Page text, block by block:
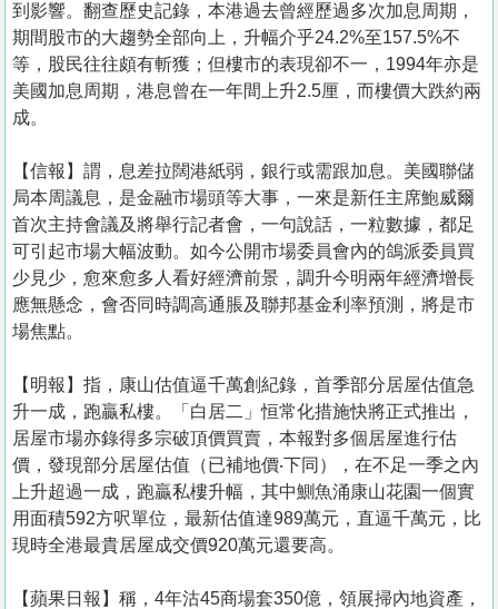
關
於
我
們
到影響。翻查歷史記錄，本港過去曾經歷過多次加息周期，
期間股市的大趨勢全部向上，升幅介乎24.2%至157.5%不
等，股民往往頗有斬獲；但樓市的表現卻不一，1994年亦是
美國加息周期，港息曾在一年間上升2.5厘，而樓價大跌約兩
成。
【信報】謂，息差拉闊港紙弱，銀行或需跟加息。美國聯儲
局本周議息，是金融市場頭等大事，一來是新任主席鮑威爾
首次主持會議及將舉行記者會，一句說話，一粒數據，都足
可引起市場大幅波動。如今公開市場委員會內的鴿派委員買
少見少，愈來愈多人看好經濟前景，調升今明兩年經濟增長
應無懸念，會否同時調高通脹及聯邦基金利率預測，將是市
場焦點。
【明報】指，康山估值逼千萬創紀錄，首季部分居屋估值急
升一成，跑贏私樓。「白居二」恒常化措施快將正式推出，
居屋市場亦錄得多宗破頂價買賣，本報對多個居屋進行估
價，發現部分居屋估值（已補地價‧下同），在不足一季之內
上升超過一成，跑贏私樓升幅，其中鰂魚涌康山花園一個實
用面積592方呎單位，最新估值達989萬元，直逼千萬元，比
現時全港最貴居屋成交價920萬元還要高。
【蘋果日報】稱，4年沽45商場套350億，領展掃內地資產，